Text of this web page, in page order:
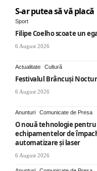
S-ar putea să vă placă
Sport
Filipe Coelho scoate un
6 August 2026
Actualitate Cultură
Festivalul Brâncuși
6 August 2026
Anunturi Comunicate de Presa
O nouă tehnologie
echipamentelor de
automatizare și laser
6 August 2026